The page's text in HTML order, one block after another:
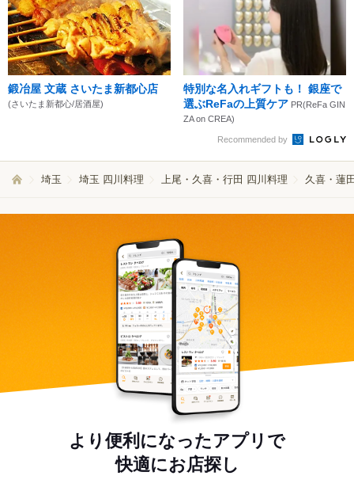
鍛冶屋 文蔵 さいたま新都心店
(さいたま新都心/居酒屋)
特別な名入れギフトも！ 銀座で
選ぶReFaの上質ケア PR(ReFa GIN
ZA on CREA)
Recommended by
埼玉 埼玉 四川料理 上尾・久喜・行田 四川料理 久喜・蓮
より便利になったアプリで
快適にお店探し